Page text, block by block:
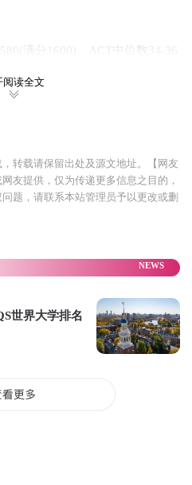
满分1600)，ACT中位数34-36‌‌‌‌
ACT要求‌‌
于7.0
学位，GPA建议3.5以上(部分专业
阅读全文
转载请保留出处及源文地址。【网友
友提供，仅为传递更多信息之目的，
题，请联系本站管理员予以更改或删
世界大学排名